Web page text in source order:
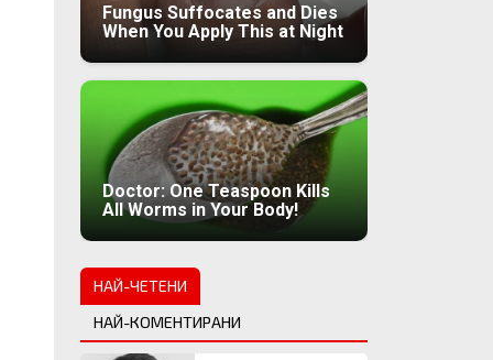
Fungus Suffocates and Dies
When You Apply This at Night
Doctor: One Teaspoon Kills
All Worms in Your Body!
НАЙ-ЧЕТЕНИ
НАЙ-КОМЕНТИРАНИ